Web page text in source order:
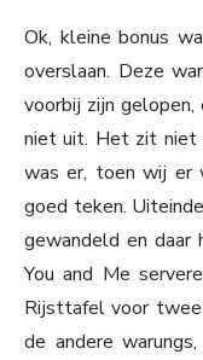
Ok, kleine bonus
overslaan. Deze
voorbij zijn
niet uit. Het zit niet
was er, toen wij er
goed teken.
gewandeld en daar
You and Me
Rijsttafel voor
de andere